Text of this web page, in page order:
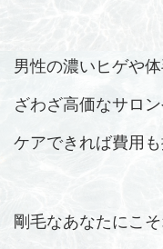
男性の濃いヒゲや
ざわざ高価なサロ
ケアできれば費用も
剛毛なあなたにこ